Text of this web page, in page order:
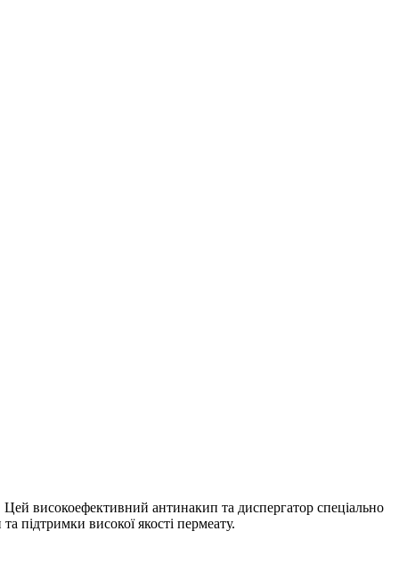
високоефективний антинакип та диспергатор спеціально
підтримки високої якості пермеату.